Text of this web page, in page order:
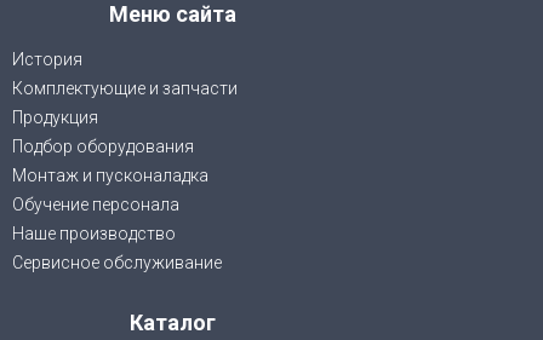
Меню сайта
История
Комплектующие и запчасти
Продукция
Подбор оборудования
Монтаж и пусконаладка
Обучение персонала
Наше производство
Сервисное обслуживание
Каталог